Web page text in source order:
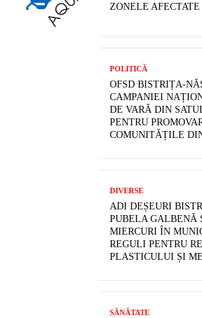
ZONELE
POLITICĂ
OFSD BISTRIȚA-
CAMPANIEI
DE VARĂ DIN
PENTRU
COMUNITĂȚILE
DIVERSE
ADI DEȘEURI
PUBELA GALBENĂ
MIERCURI ÎN
REGULI PENTRU
PLASTICULUI ȘI
SĂNĂTATE